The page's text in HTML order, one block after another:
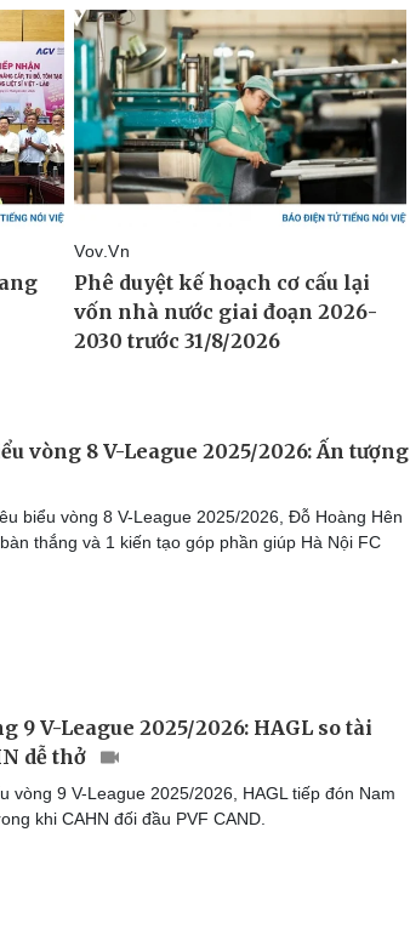
vòng 8 V-League 2025/2026: Ấn tượng
biểu vòng 8 V-League 2025/2026, Đỗ Hoàng Hên
thắng và 1 kiến tạo góp phần giúp Hà Nội FC
9 V-League 2025/2026: HAGL so tài
dễ thở
vòng 9 V-League 2025/2026, HAGL tiếp đón Nam
khi CAHN đối đầu PVF CAND.